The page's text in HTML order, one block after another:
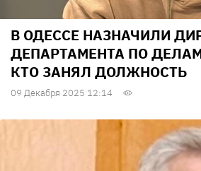
В ОДЕССЕ НАЗНАЧИЛИ
ДЕПАРТАМЕНТА ПО
КТО ЗАНЯЛ ДОЛЖНОСТЬ
09 Декабря 2025 12:14